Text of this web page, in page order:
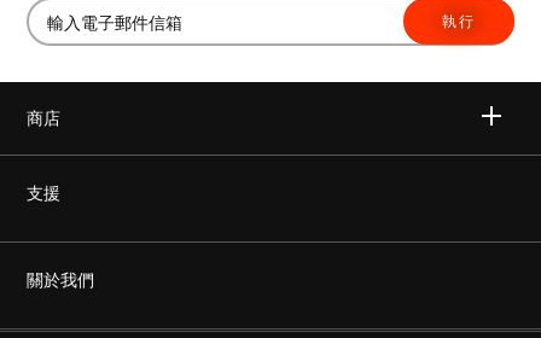
執行
商店
無線
耳機
支援
非仿冒
授權經銷商
關於我們